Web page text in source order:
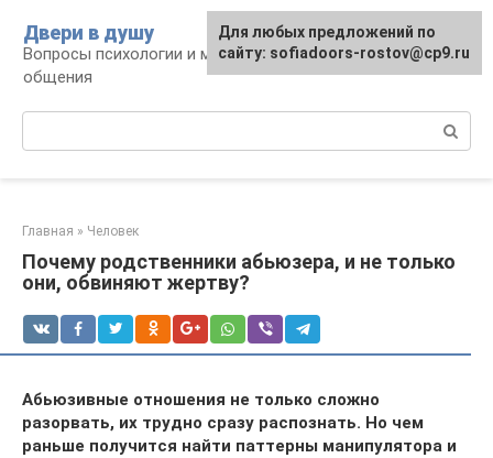
контенту
Двери в душу
Вопросы психологии и межличностного
общения
Главная » Человек
Почему родственники абьюзера, и не только
они, обвиняют жертву?
Абьюзивные отношения не только сложно
разорвать, их трудно сразу распознать. Но чем
раньше получится найти паттерны манипулятора и
Для любых предложений по
сайту: sofiadoors-rostov@cp9.ru